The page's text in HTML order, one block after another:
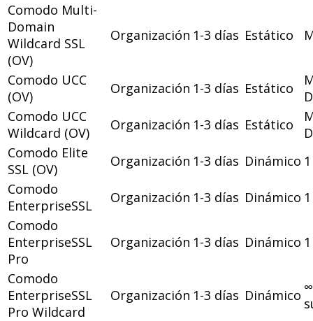
Comodo Multi-
Domain
Wildcard SSL
(OV)
Organización 1-3 días Estático
Comodo UCC
(OV)
Organización 1-3 días Estático
Comodo UCC
Wildcard (OV)
Organización 1-3 días Estático
Comodo Elite
SSL (OV)
Organización 1-3 días Dinámico
Comodo
EnterpriseSSL
Organización 1-3 días Dinámico
Comodo
EnterpriseSSL
Pro
Organización 1-3 días Dinámico
Comodo
EnterpriseSSL
Pro Wildcard
Organización 1-3 días Dinámico ∞